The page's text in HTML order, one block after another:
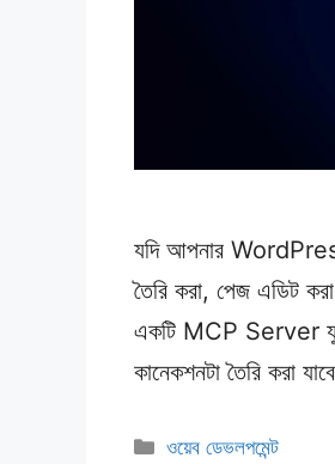
যদি আপনার
তৈরি করা, পেজ এডিট
একটি MCP Server
কানেকশনটা তৈরি
Categories
ওয়েব ডেভলপমেন্ট